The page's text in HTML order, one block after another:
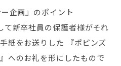
企画』のポイント
て新卒社員の保護者様がそれ
紙をお送りした 『ポピンズ
へのお礼を形にしたもので